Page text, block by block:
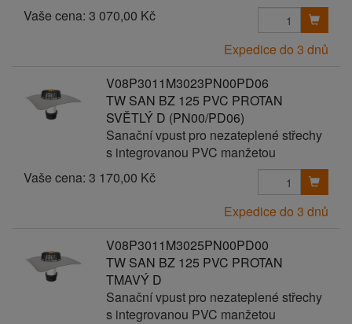
Vaše cena: 3 070,00 Kč
Expedice do 3 dnů
V08P3011M3023PN00PD06
TW SAN BZ 125 PVC PROTAN
SVĚTLÝ D (PN00/PD06)
Sanační vpust pro nezateplené střechy
s integrovanou PVC manžetou
Vaše cena: 3 170,00 Kč
Expedice do 3 dnů
V08P3011M3025PN00PD00
TW SAN BZ 125 PVC PROTAN
TMAVÝ D
Sanační vpust pro nezateplené střechy
s integrovanou PVC manžetou